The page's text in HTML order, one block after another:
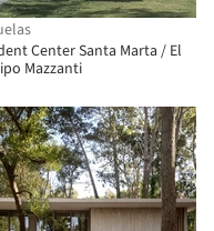
Center Santa Marta / El
Mazzanti